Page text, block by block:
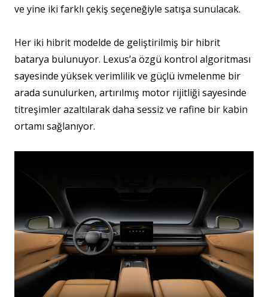
ve yine iki farklı çekiş seçeneğiyle satışa sunulacak.
Her iki hibrit modelde de geliştirilmiş bir hibrit
batarya bulunuyor. Lexus’a özgü kontrol algoritması
sayesinde yüksek verimlilik ve güçlü ivmelenme bir
arada sunulurken, artırılmış motor rijitliği sayesinde
titreşimler azaltılarak daha sessiz ve rafine bir kabin
ortamı sağlanıyor.